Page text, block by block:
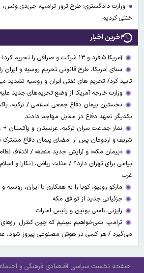
وزارت دادگستری: طرح ترور ترامپ، جی‌دی ونس،
خنثی کردیم
آخرین اخبار
آمریکا ۵ فرد و ۱۳ شرکت و صرافی را تحریم کرد+اسامی
سنای آمریکا، طرح قانونی تحریم روسیه و ایران
تایید کرد/ تحریم های نفتی ایران و روسیه تشدید
وزارت خارجه آمریکا از وضع تحریم‌های جدید
نخستین پیمان دفاع جمعی اسلامی / ترکیه،
یکدیگر تعهد دفاع در مقابل مهاجم دادند
نماز جماعت سران ترکیه، عربستان و
شریف و اردوغان پس از امضای پیمان دفاع مشترک
«پیمان مکه» و آرایش جدید منطقه / ائتلاف
پیامی برای تهران دارد؟ / مثلث ریاض، آنکارا و
غرب
مارکو روبیو، کوبا را به همکاری با ایران،
جزئیاتی جدید از توافق مکه
رایزنی تلفنی پوتین و رئیس امارات
ترامپ: نمی‌خواهیم ببینیم که چین کنترل
می‌گیرد / هر کسی در هوش مصنوعی پیروز شود،
صفحه نخست سیاسی اقتصادی فرهنگی و